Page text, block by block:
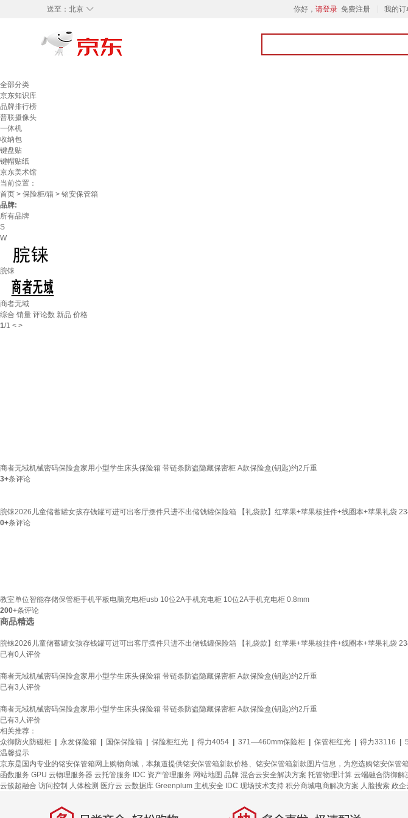
◇
送至： 北京 你好， 请登录 免费注册 我的订
全部分类
京东知识库
品牌排行榜
普联摄像头
一体机
收纳包
键盘贴
键帽贴纸
京东美术馆
当前位置：
首页 > 保险柜/箱 > 铭安保管箱
品牌:
所有品牌
S
W
脘铼
商者无域
综合 销量 评论数 新品 价格
1/1 < >
商者无域机械密码保险盒家用小型学生床头保险箱 带链条防盗隐藏保密柜 A款保险盒(钥匙)约2斤重
3+条评论
脘铼2026儿童储蓄罐女孩存钱罐可进可出客厅摆件只进不出储钱罐保险箱 【礼袋款】红苹果+苹果核挂件+线圈本+苹果礼袋
0+条评论
教室单位智能存储保管柜手机平板电脑充电柜usb 10位2A手机充电柜 10位2A手机充电柜 0.8mm
200+条评论
商品精选
脘铼2026儿童储蓄罐女孩存钱罐可进可出客厅摆件只进不出储钱罐保险箱 【礼袋款】红苹果+苹果核挂件+线圈本+苹果礼袋
已有0人评价
商者无域机械密码保险盒家用小型学生床头保险箱 带链条防盗隐藏保密柜 A款保险盒(钥匙)约2斤重
已有3 人评价
商者无域机械密码保险盒家用小型学生床头保险箱 带链条防盗隐藏保密柜 A款保险盒(钥匙)约2斤重
已有3 人评价
相关推荐：
众御防火防磁柜
永发保险箱 国保保险箱 保险柜红光 得力4054 371—460mm保险柜 保管柜红光 得力33116
温馨提示
京东是国内专业的铭安保管箱网上购物商城，本频道提供铭安保管箱新款价格、铭安保管箱新款图片信息，为您选购铭安保管
函数服务 GPU 云物理服务器 云托管服务 IDC 资产管理服务 网站地图 品牌 混合云安全解决方案 托管物理计算 云端融合防御解
云簇超融合 访问控制 人体检测 医疗云 云数据库 Greenplum 主机安全 IDC 现场技术支持 积分商城电商解决方案 人脸搜索 政企